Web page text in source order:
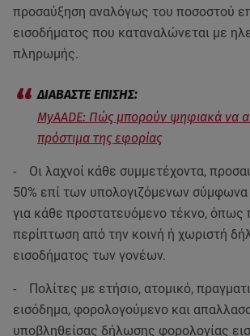
προσαύξηση αναλόγως του ποσοστού
εισοδήματος που καταναλώνεται με
πληρωμής.
MyAADE: Πώς μπορούν ψηφιακά να
πρόστιμα της εφορίας
- Οι λαχνοί κάθε συμμετέχοντα,
50% επί των υπολογιζόμενων
για κάθε προστατευόμενο τέκνο, όπως
περίπτωση από την κοινή ή χωριστή
εισοδήματος των γονέων.
- Πολίτες με ετήσιο, ατομικό,
εισόδημα, φορολογούμενο και
υποβληθείσας δήλωσης φορολογίας